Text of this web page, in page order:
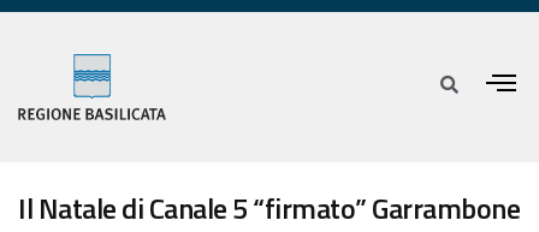
Il Natale di Canale 5 “firmato” Garrambone